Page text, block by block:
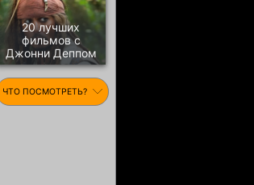
20 лучших
фильмов с
Джонни Деппом
ЧТО ПОСМОТРЕТЬ?